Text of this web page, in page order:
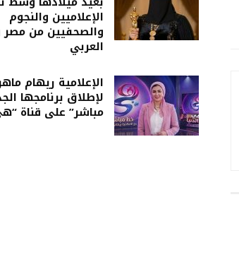
الإعلاميين والنجوم
والصحفيين من مصر
العربي
الإعلامية ريهام
لإطلاق برنامجها
مباشر” على قناة